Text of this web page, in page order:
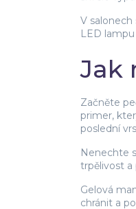
V
LED
Jak
Začněte
primer,
poslední
Nenechte
trpělivost a
Gelová
chránit a